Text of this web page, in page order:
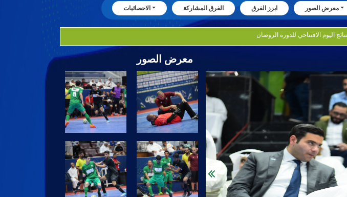
الاحصائيات الفرق المشاركة ابرز الفرق معرض الصور
أسفرت نتائج اليوم الافتتاحي للدوره الروضان
معرض الصور
Previous